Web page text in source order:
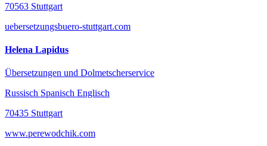
70563 Stuttgart
uebersetzungsbuero-stuttgart.com
Helena Lapidus
Übersetzungen und Dolmetscherservice
Russisch Spanisch Englisch
70435 Stuttgart
www.perewodchik.com